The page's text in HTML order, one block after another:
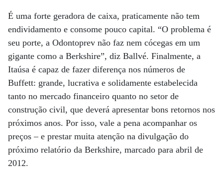
É uma forte geradora de caixa, praticamente não tem
endividamento e consome pouco capital. “O problema é
seu porte, a Odontoprev não faz nem cócegas em um
gigante como a Berkshire”, diz Ballvé. Finalmente, a
Itaúsa é capaz de fazer diferença nos números de
Buffett: grande, lucrativa e solidamente estabelecida
tanto no mercado financeiro quanto no setor de
construção civil, que deverá apresentar bons retornos nos
próximos anos. Por isso, vale a pena acompanhar os
preços – e prestar muita atenção na divulgação do
próximo relatório da Berkshire, marcado para abril de
2012.